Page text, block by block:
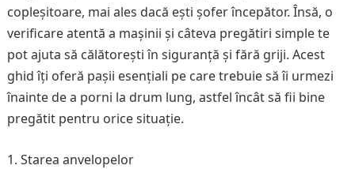
copleșitoare, mai ales dacă ești șofer începător. Însă, o
verificare atentă a mașinii și câteva pregătiri simple te
pot ajuta să călătorești în siguranță și fără griji. Acest
ghid îți oferă pașii esențiali pe care trebuie să îi urmezi
înainte de a porni la drum lung, astfel încât să fii bine
pregătit pentru orice situație.
Starea anvelopelor